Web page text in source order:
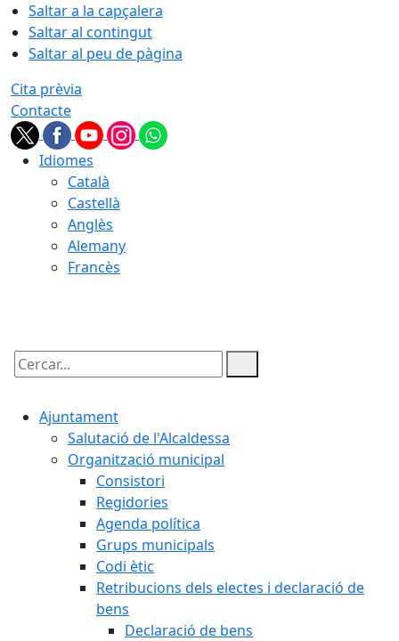
Saltar a la capçalera
Saltar al contingut
Saltar al peu de pàgina
Cita prèvia
Contacte
Idiomes
Català
Castellà
Anglès
Alemany
Francès
Cercar:
Ajuntament
Salutació de l'Alcaldessa
Organització municipal
Consistori
Regidories
Agenda política
Grups municipals
Codi ètic
Retribucions dels electes i declaració de
bens
Declaració de bens